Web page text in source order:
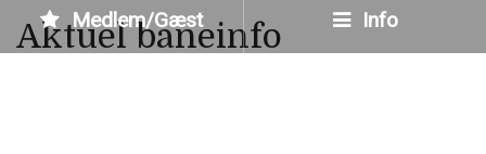
Medlem/Gæst Info
Aktuel baneinfo